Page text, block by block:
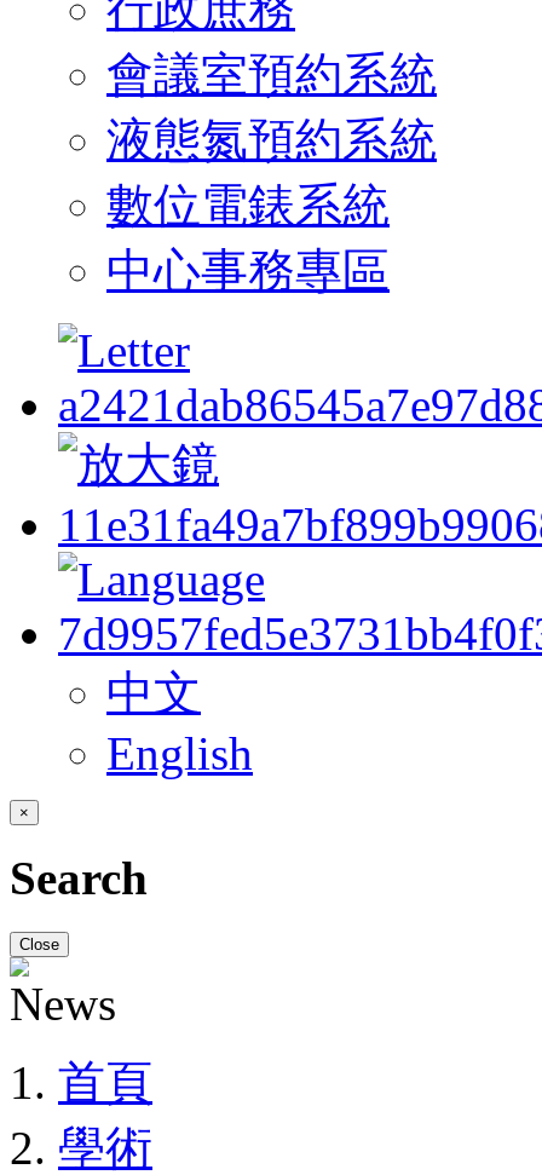
會議室預約系統
液態氮預約系統
數位電錶系統
中心事務專區
中文
English
×
Search
Close
首頁
學術